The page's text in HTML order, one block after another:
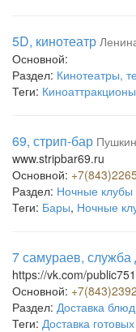
5D, кинотеатр
Основной:
Раздел: Кинотеатры,
Теги: Киноаттракционы
69, стрип-бар
www.stripbar69.ru
Основной:
Раздел: Ночные клубы
Теги: Бары, Ночные
7 самураев, служба
https://vk.com/
Основной:
Раздел: Доставка блюд
Теги: Доставка